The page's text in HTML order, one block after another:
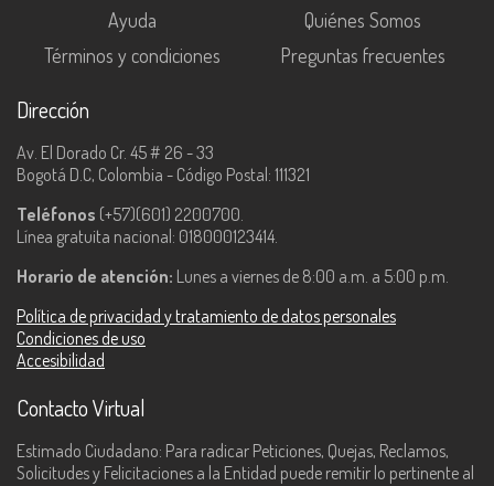
Ayuda
Quiénes Somos
Términos y condiciones
Preguntas frecuentes
Dirección
Av. El Dorado Cr. 45 # 26 - 33
Bogotá D.C, Colombia - Código Postal: 111321
Teléfonos (+57)(601) 2200700.
Línea gratuita nacional: 018000123414.
Horario de atención: Lunes a viernes de 8:00 a.m. a 5:00 p.m.
Política de privacidad y tratamiento de datos personales
Condiciones de uso
Accesibilidad
Contacto Virtual
Estimado Ciudadano: Para radicar Peticiones, Quejas, Reclamos,
Solicitudes y Felicitaciones a la Entidad puede remitir lo pertinente al